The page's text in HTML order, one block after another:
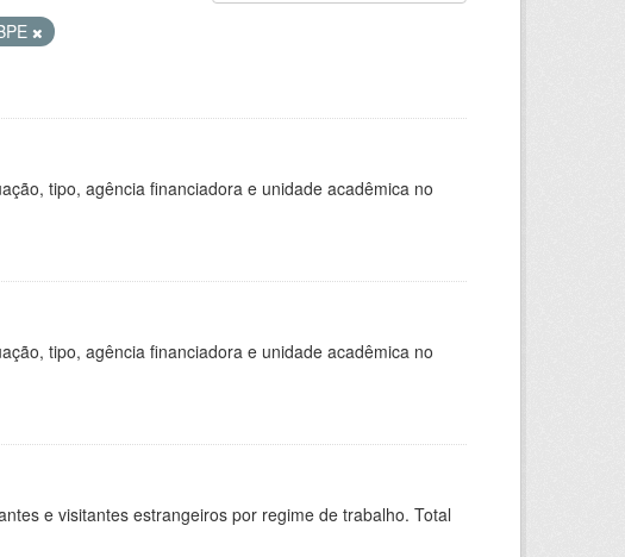
tipo, agência financiadora e unidade acadêmica no
tipo, agência financiadora e unidade acadêmica no
e visitantes estrangeiros por regime de trabalho. Total